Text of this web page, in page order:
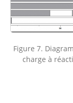
Figure 7.
charge à